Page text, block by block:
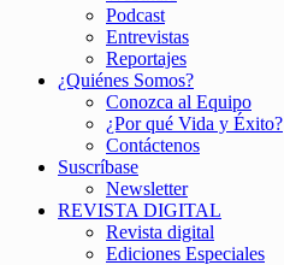
Podcast
Entrevistas
Reportajes
¿Quiénes Somos?
Conozca al Equipo
¿Por qué Vida y Éxito?
Contáctenos
Suscríbase
Newsletter
REVISTA DIGITAL
Revista digital
Ediciones Especiales